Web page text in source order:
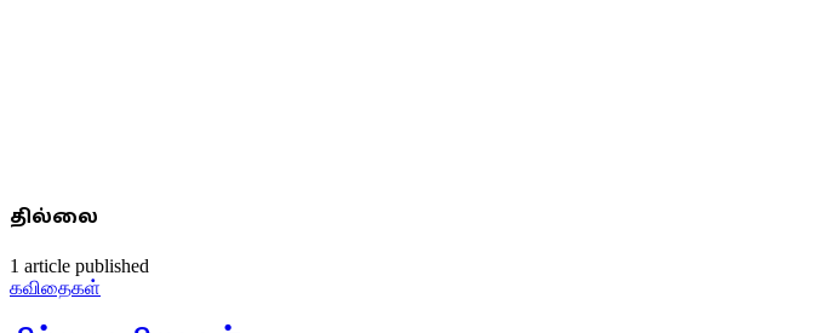
தில்லை
1 article published
கவிதைகள்